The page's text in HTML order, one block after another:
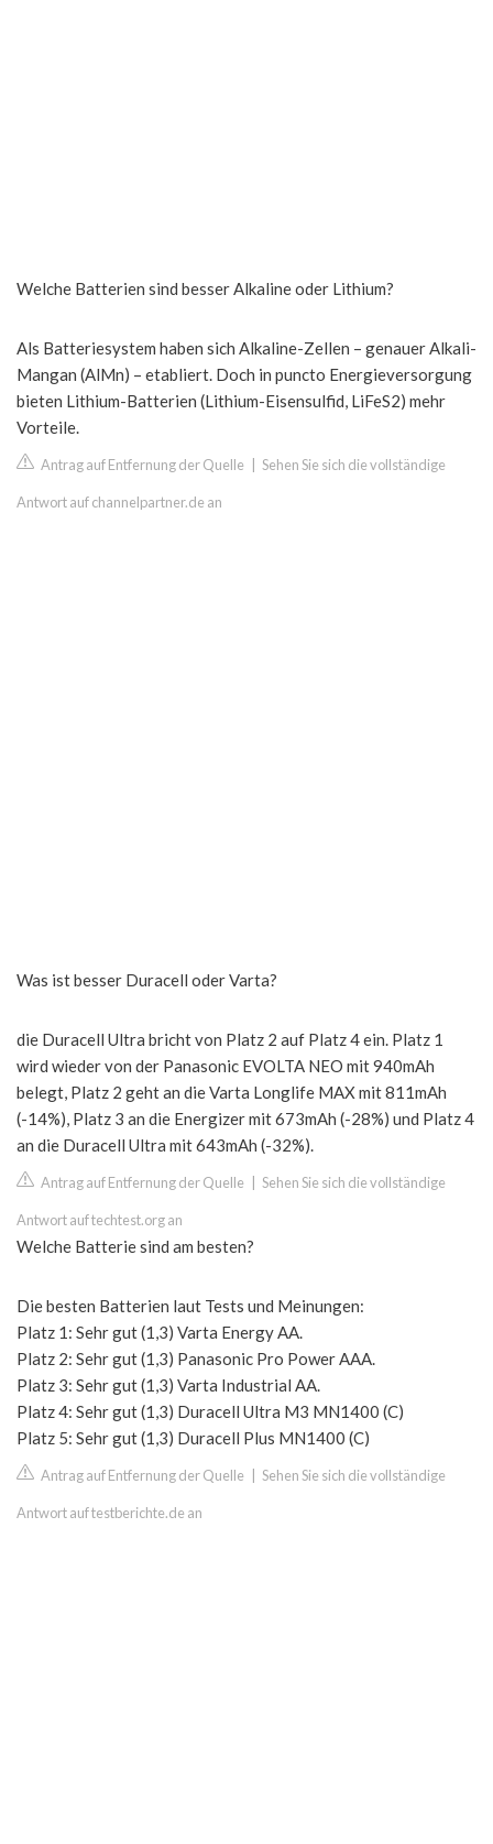
Welche Batterien sind besser Alkaline oder Lithium?
Als Batteriesystem haben sich Alkaline-Zellen – genauer Alkali-
Mangan (AlMn) – etabliert. Doch in puncto Energieversorgung
bieten Lithium-Batterien (Lithium-Eisensulfid, LiFeS2) mehr
Vorteile.
Antrag auf Entfernung der Quelle Sehen Sie sich die vollständige
Antwort auf channelpartner.de an
Was ist besser Duracell oder Varta?
die Duracell Ultra bricht von Platz 2 auf Platz 4 ein. Platz 1
wird wieder von der Panasonic EVOLTA NEO mit 940mAh
belegt, Platz 2 geht an die Varta Longlife MAX mit 811mAh
(-14%), Platz 3 an die Energizer mit 673mAh (-28%) und Platz 4
an die Duracell Ultra mit 643mAh (-32%).
Antrag auf Entfernung der Quelle Sehen Sie sich die vollständige
Antwort auf techtest.org an
Welche Batterie sind am besten?
Die besten Batterien laut Tests und Meinungen:
Platz 1: Sehr gut (1,3) Varta Energy AA.
Platz 2: Sehr gut (1,3) Panasonic Pro Power AAA.
Platz 3: Sehr gut (1,3) Varta Industrial AA.
Platz 4: Sehr gut (1,3) Duracell Ultra M3 MN1400 (C)
Platz 5: Sehr gut (1,3) Duracell Plus MN1400 (C)
Antrag auf Entfernung der Quelle Sehen Sie sich die vollständige
Antwort auf testberichte.de an